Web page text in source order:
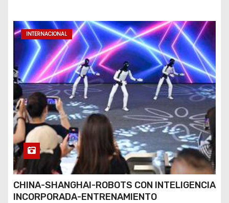
INTERNACIONAL
CHINA-SHANGHAI-ROBOTS CON INTELIGENCIA
INCORPORADA-ENTRENAMIENTO